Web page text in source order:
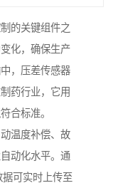
的关键组件之
化，确保生产
，压差传感器
药行业，它用
合标准。
温度补偿、故
动化水平。通
可实时上传至